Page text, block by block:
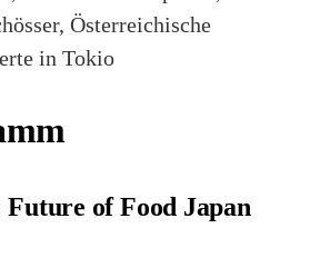
Österreichische
in Tokio
of Food Japan